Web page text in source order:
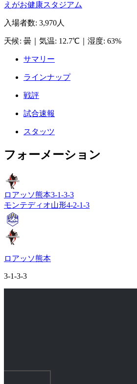
えがお健康スタジアム
入場者数: 3,970人
天候: 曇 気温: 12.7℃ 湿度: 63%
サマリー
ラインナップ
戦評
試合速報
スタッツ
フォーメーション
ロアッソ熊本3-1-3-3
モンテディオ山形4-2-1-3
ロアッソ熊本
3-1-3-3